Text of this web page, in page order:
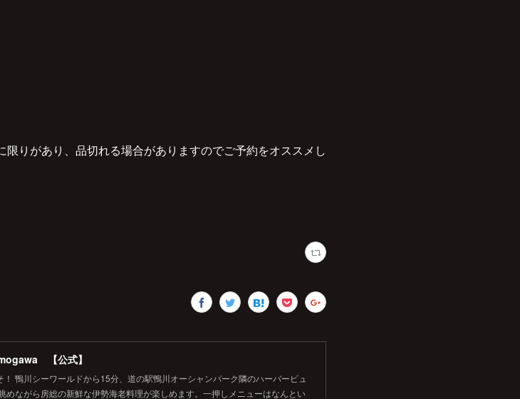
りがあり、品切れる場合がありますのでご予約をオススメし
【公式】
鴨川シーワールドから15分、道の駅鴨川オーシャンパーク隣のハーバービュ
めながら房総の新鮮な伊勢海老料理が楽しめます。一押しメニューはなんとい